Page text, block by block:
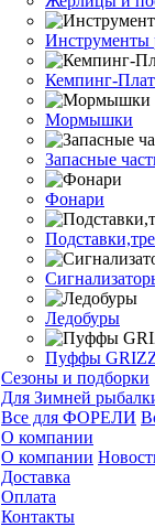
Инструменты
Кемпинг-
Мормышки
Запасные
Фонари
Ледобуры
Пуффы
Сезоны и подборки
Для Зимней
Все для ФОРЕЛИ
О компании
О компании
Доставка
Оплата
Контакты